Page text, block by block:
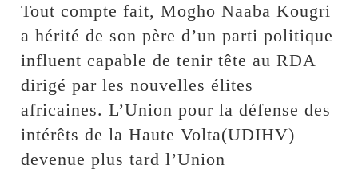
Tout compte fait, Mogho Naaba Kougri
a hérité de son père d’un parti politique
influent capable de tenir tête au RDA
dirigé par les nouvelles élites
africaines. L’Union pour la défense des
intérêts de la Haute Volta(UDIHV)
devenue plus tard l’Union